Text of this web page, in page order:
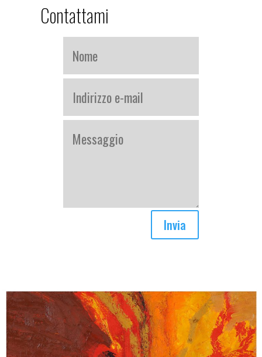
Contattami
Invia